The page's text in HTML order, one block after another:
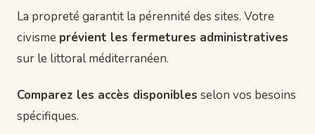
La propreté garantit la pérennité des sites. Votre
civisme prévient les fermetures administratives
sur le littoral méditerranéen.
Comparez les accès disponibles selon vos besoins
spécifiques.